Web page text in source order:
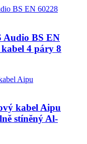
Audio BS EN
4 páry 8
kabel Aipu
stíněný Al-